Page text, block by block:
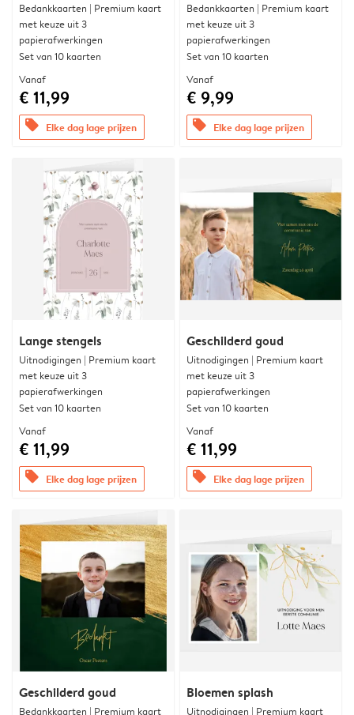
Bedankkaarten | Premium kaart
met keuze uit 3
papierafwerkingen
Set van 10 kaarten
Vanaf
€ 11,99
offers Elke dag lage prijzen
Bedankkaarten | Premium kaart
met keuze uit 3
papierafwerkingen
Set van 10 kaarten
Vanaf
€ 9,99
offers Elke dag lage prijzen
Lange stengels
Uitnodigingen | Premium kaart
met keuze uit 3
papierafwerkingen
Set van 10 kaarten
Vanaf
€ 11,99
offers Elke dag lage prijzen
Geschilderd goud
Uitnodigingen | Premium kaart
met keuze uit 3
papierafwerkingen
Set van 10 kaarten
Vanaf
€ 11,99
offers Elke dag lage prijzen
Geschilderd goud
Bedankkaarten | Premium kaart
Bloemen splash
Uitnodigingen | Premium kaart